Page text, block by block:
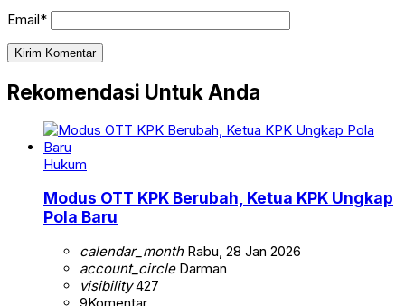
Email*
Rekomendasi Untuk Anda
Hukum
Modus OTT KPK Berubah, Ketua KPK Ungkap
Pola Baru
calendar_monthRabu, 28 Jan 2026
account_circleDarman
visibility427